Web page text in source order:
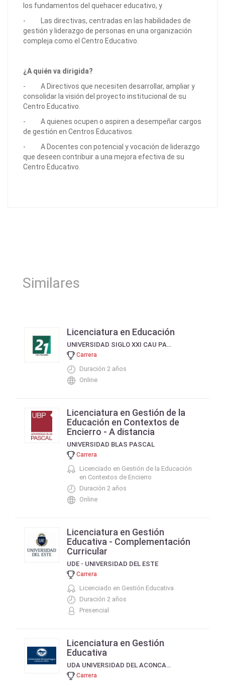
los fundamentos del quehacer educativo, y
- Las directivas, centradas en las habilidades de
gestión y liderazgo de personas en una organización
compleja como el Centro Educativo.
¿A quién va dirigida?
- A Directivos que necesiten desarrollar, ampliar y
consolidar la visión del proyecto institucional de su
Centro Educativo.
- A quienes ocupen o aspiren a desempeñar cargos
de gestión en Centros Educativos.
- A Docentes con potencial y vocación de liderazgo
que deseen contribuir a una mejora efectiva de su
Centro Educativo.
Similares
Licenciatura en Educación
UNIVERSIDAD SIGLO XXI CAU PALERMO
Carrera
Duración 2 años
Online
Licenciatura en Gestión de la
Educación en Contextos de
Encierro - A distancia
UNIVERSIDAD BLAS PASCAL
Carrera
Licenciado en Gestión de la Educación
en Contextos de Encierro
Duración 2 años
Online
Licenciatura en Gestión
Educativa - Complementación
Curricular
UDE - UNIVERSIDAD DEL ESTE
Carrera
Licenciado en Gestión Educativa
Duración 2 años
Presencial
Licenciatura en Gestión
Educativa
UDA UNIVERSIDAD DEL ACONCAGUA
Carrera